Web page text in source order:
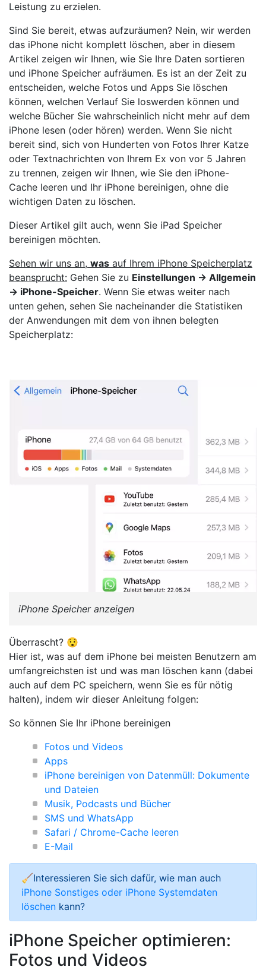
Leistung zu erzielen.
Sind Sie bereit, etwas aufzuräumen? Nein, wir werden
das iPhone nicht komplett löschen, aber in diesem
Artikel zeigen wir Ihnen, wie Sie Ihre Daten sortieren
und iPhone Speicher aufräumen. Es ist an der Zeit zu
entscheiden, welche Fotos und Apps Sie löschen
können, welchen Verlauf Sie loswerden können und
welche Bücher Sie wahrscheinlich nicht mehr auf dem
iPhone lesen (oder hören) werden. Wenn Sie nicht
bereit sind, sich von Hunderten von Fotos Ihrer Katze
oder Textnachrichten von Ihrem Ex von vor 5 Jahren
zu trennen, zeigen wir Ihnen, wie Sie den iPhone-
Cache leeren und Ihr iPhone bereinigen, ohne die
wichtigen Daten zu löschen.
Dieser Artikel gilt auch, wenn Sie iPad Speicher
bereinigen möchten.
Sehen wir uns an, was auf Ihrem iPhone Speicherplatz
beansprucht: Gehen Sie zu Einstellungen → Allgemein
→ iPhone-Speicher. Wenn Sie etwas weiter nach
unten gehen, sehen Sie nacheinander die Statistiken
der Anwendungen mit dem von ihnen belegten
Speicherplatz:
iPhone Speicher anzeigen
Überrascht? 😯
Hier ist, was auf dem iPhone bei meisten Benutzern am
umfangreichsten ist und was man löschen kann (dabei
auch auf dem PC speichern, wenn Sie es für nötig
halten), indem wir dieser Anleitung folgen:
So können Sie Ihr iPhone bereinigen
Fotos und Videos
Apps
iPhone bereinigen von Datenmüll: Dokumente
und Dateien
Musik, Podcasts und Bücher
SMS und WhatsApp
Safari / Chrome-Cache leeren
E-Mail
🧹Interessieren Sie sich dafür, wie man auch
iPhone Sonstiges oder iPhone Systemdaten
löschen kann?
iPhone Speicher optimieren:
Fotos und Videos